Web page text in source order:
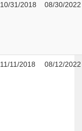
10/31/2018 08/30/2022
11/11/2018 08/12/2022